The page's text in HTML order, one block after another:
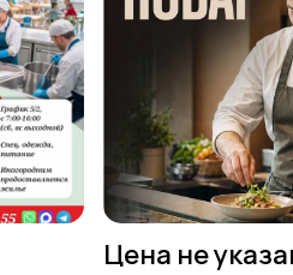
Цена не